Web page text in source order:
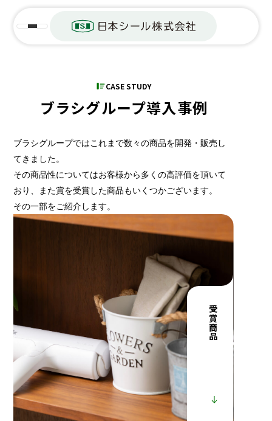
CASE STUDY
ブラシグループ導入事例
ブラシグループではこれまで数々の商品を開発・販売し
てきました。
その商品性についてはお客様から多くの高評価を頂いて
おり、
また賞を受賞した商品もいくつかございます。
その一部をご紹介します。
受賞商品へ